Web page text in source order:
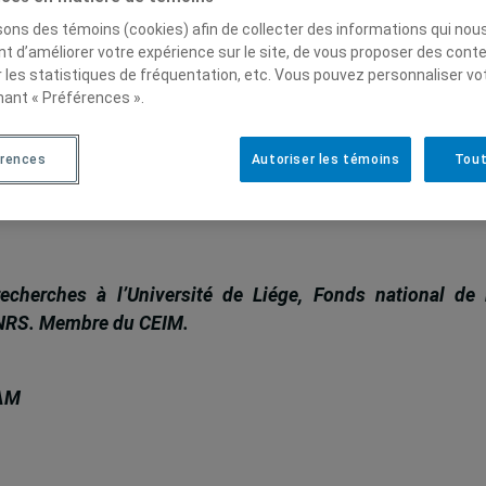
et comment un grand nombre d’acteurs décident
après 2015, ainsi que les réactions politiques
d’une part, que la promotion de la culture
la volonté de l’UNESCO pour faire avancer son
du système des Nations Unies et, d’autre part,
des gouvernements les plus influents.
à l’Université de Liége, Fonds national de
Membre du CEIM.
des témoins (cookies) afin de collecter des informations qui
d’améliorer votre expérience sur le site, de vous proposer des
les statistiques de fréquentation, etc. Vous pouvez personnaliser
« Préférences ».
Autoriser les témoins